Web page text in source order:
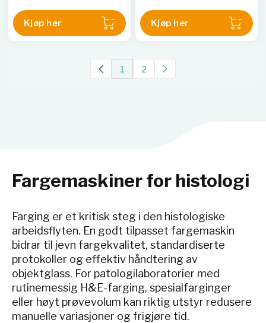
Kjøp her Kjøp her
1 2
Fargemaskiner for histologi
Farging er et kritisk steg i den histologiske
arbeidsflyten. En godt tilpasset fargemaskin
bidrar til jevn fargekvalitet, standardiserte
protokoller og effektiv håndtering av
objektglass. For patologilaboratorier med
rutinemessig H&E-farging, spesialfarginger
eller høyt prøvevolum kan riktig utstyr redusere
manuelle variasjoner og frigjøre tid.